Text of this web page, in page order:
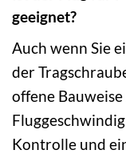
geeignet?
Auch wenn Sie
der
offene
Kontrolle und